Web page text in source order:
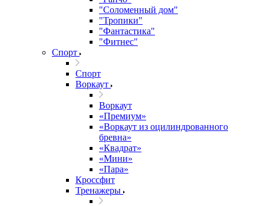
"Соломенный дом"
"Тропики"
"Фантастика"
"Фитнес"
Спорт
Спорт
Воркаут
Воркаут
«Премиум»
«Воркаут из оцилиндрованного
бревна»
«Квадрат»
«Мини»
«Пара»
Кроссфит
Тренажеры